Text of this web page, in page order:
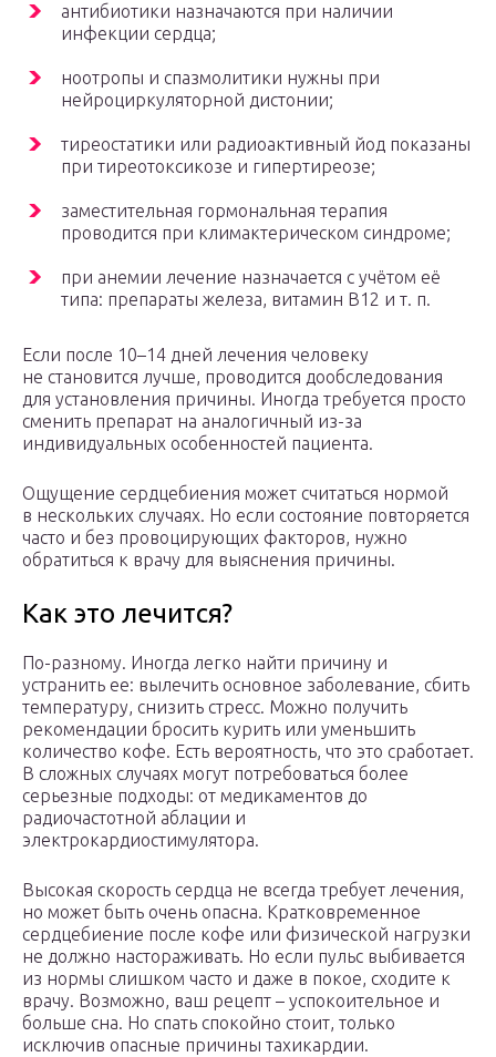
антибиотики назначаются при наличии
инфекции сердца;
ноотропы и спазмолитики нужны при
нейроциркуляторной дистонии;
тиреостатики или радиоактивный йод показаны
при тиреотоксикозе и гипертиреозе;
заместительная гормональная терапия
проводится при климактерическом синдроме;
при анемии лечение назначается с учётом её
типа: препараты железа, витамин В12 и т. п.
Если после 10–14 дней лечения человеку
не становится лучше, проводится дообследования
для установления причины. Иногда требуется просто
сменить препарат на аналогичный из-за
индивидуальных особенностей пациента.
Ощущение сердцебиения может считаться нормой
в нескольких случаях. Но если состояние повторяется
часто и без провоцирующих факторов, нужно
обратиться к врачу для выяснения причины.
Как это лечится?
По-разному. Иногда легко найти причину и
устранить ее: вылечить основное заболевание, сбить
температуру, снизить стресс. Можно получить
рекомендации бросить курить или уменьшить
количество кофе. Есть вероятность, что это сработает.
В сложных случаях могут потребоваться более
серьезные подходы: от медикаментов до
радиочастотной аблации и
электрокардиостимулятора.
Высокая скорость сердца не всегда требует лечения,
но может быть очень опасна. Кратковременное
сердцебиение после кофе или физической нагрузки
не должно настораживать. Но если пульс выбивается
из нормы слишком часто и даже в покое, сходите к
врачу. Возможно, ваш рецепт – успокоительное и
больше сна. Но спать спокойно стоит, только
исключив опасные причины тахикардии.